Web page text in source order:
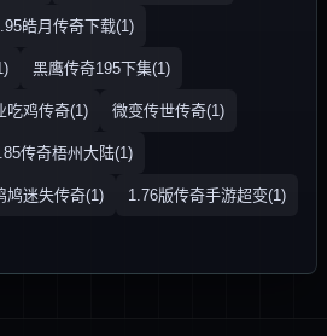
皓月传奇下载(1)
黑鹰传奇195下集(1)
吃鸡传奇(1) 微变传世传奇(1)
传奇梧州大陆(1)
鸠迷失传奇(1) 1.76版传奇手游超变(1)